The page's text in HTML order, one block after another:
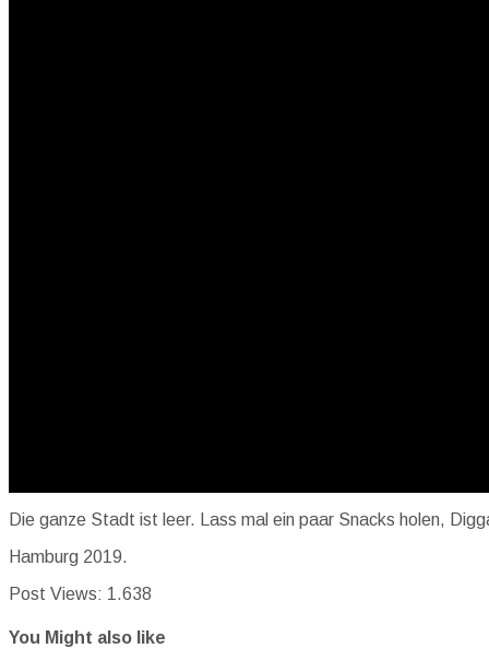
Die ganze Stadt ist leer. Lass mal ein paar Snacks holen,
Hamburg 2019.
Post Views: 1.638
You Might also like